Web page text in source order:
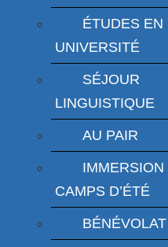
ÉTUDES EN
UNIVERSITÉ
SÉJOUR
LINGUISTIQUE
AU PAIR
IMMERSION
CAMPS D’ÉTÉ
BÉNÉVOLAT